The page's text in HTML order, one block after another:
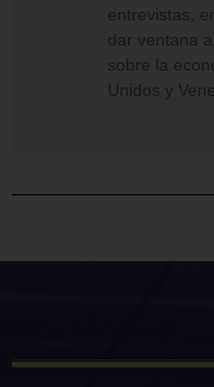
entrevistas,
dar ventana
sobre la
Unidos y